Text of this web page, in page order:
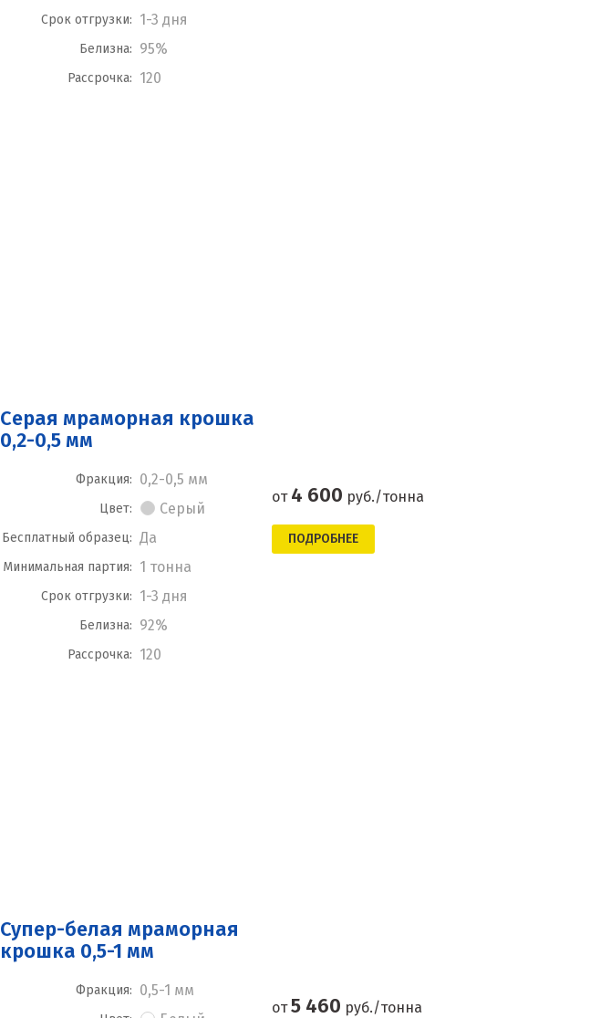
Срок отгрузки: 1-3 дня
Белизна: 95%
Рассрочка: 120
Серая мраморная крошка
0,2-0,5 мм
Фракция: 0,2-0,5 мм
Цвет: Серый
Бесплатный образец: Да
Минимальная партия: 1 тонна
Срок отгрузки: 1-3 дня
Белизна: 92%
Рассрочка: 120
от 4 600 руб./тонна
ПОДРОБНЕЕ
Супер-белая мраморная
крошка 0,5-1 мм
Фракция: 0,5-1 мм
от5 460 руб./тонна